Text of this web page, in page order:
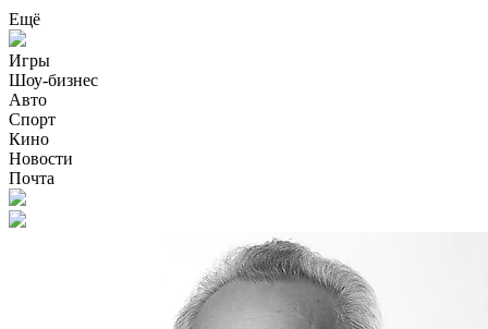
Ещё
Игры
Шоу-бизнес
Авто
Спорт
Кино
Новости
Почта